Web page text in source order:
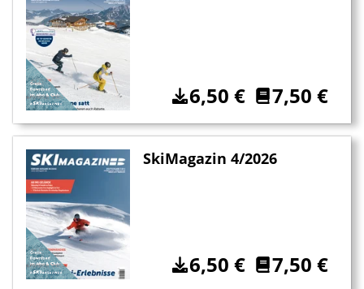
6,50 € 7,50 €
SkiMagazin 4/2026
6,50 € 7,50 €